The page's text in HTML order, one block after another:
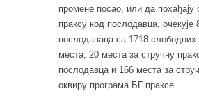
промене посао, или да похађају
праксу код послодавца, очекује
послодаваца са 1718 слободних
места, 20 места за стручну
послодавца и 166 места за
оквиру програма БГ праксе.